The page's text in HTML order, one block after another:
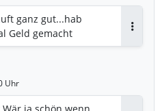
ganz gut...hab
Geld gemacht
Uhr